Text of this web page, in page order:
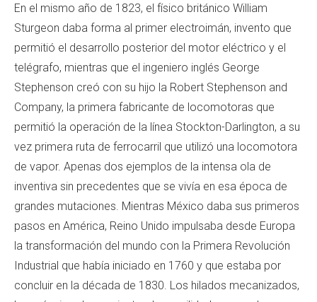
En el mismo año de 1823, el físico británico William
Sturgeon daba forma al primer electroimán, invento que
permitió el desarrollo posterior del motor eléctrico y el
telégrafo, mientras que el ingeniero inglés George
Stephenson creó con su hijo la Robert Stephenson and
Company, la primera fabricante de locomotoras que
permitió la operación de la línea Stockton-Darlington, a su
vez primera ruta de ferrocarril que utilizó una locomotora
de vapor. Apenas dos ejemplos de la intensa ola de
inventiva sin precedentes que se vivía en esa época de
grandes mutaciones. Mientras México daba sus primeros
pasos en América, Reino Unido impulsaba desde Europa
la transformación del mundo con la Primera Revolución
Industrial que había iniciado en 1760 y que estaba por
concluir en la década de 1830. Los hilados mecanizados,